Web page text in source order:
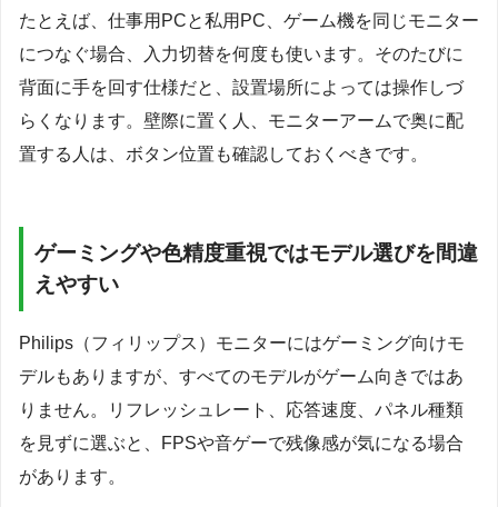
たとえば、仕事用PCと私用PC、ゲーム機を同じモニター
につなぐ場合、入力切替を何度も使います。そのたびに
背面に手を回す仕様だと、設置場所によっては操作しづ
らくなります。壁際に置く人、モニターアームで奥に配
置する人は、ボタン位置も確認しておくべきです。
ゲーミングや色精度重視ではモデル選びを間違
えやすい
Philips（フィリップス）モニターにはゲーミング向けモ
デルもありますが、すべてのモデルがゲーム向きではあ
りません。リフレッシュレート、応答速度、パネル種類
を見ずに選ぶと、FPSや音ゲーで残像感が気になる場合
があります。